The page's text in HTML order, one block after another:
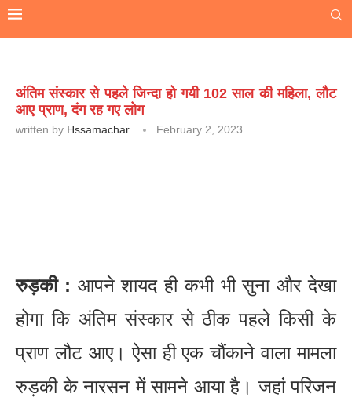
अंतिम संस्कार से पहले जिन्दा हो गयी 102 साल की महिला, लौट
आए प्राण, दंग रह गए लोग
written by Hssamachar February 2, 2023
रुड़की : आपने शायद ही कभी भी सुना और देखा
होगा कि अंतिम संस्कार से ठीक पहले किसी के
प्राण लौट आए। ऐसा ही एक चौंकाने वाला मामला
रुड़की के नारसन में सामने आया है। जहां परिजन